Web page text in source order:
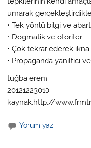
umarak
• Tek yönlü bilgi ve
• Dogmatik ve otoriter
• Çok tekrar ederek
• Propaganda yanıltıcı
tuğba erem
20121223010
kaynak:http://
Yorum yaz